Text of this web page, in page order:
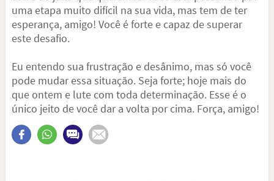
MEUS SENTIMENTOS PÊSAMES PARA AMIGO
FRASES DE LUTO PARA AMIGO FIM DE NAMORO
uma etapa muito difícil na sua vida, mas tem de ter
esperança, amigo! Você é forte e capaz de superar
este desafio.
Eu entendo sua frustração e desânimo, mas só você
pode mudar essa situação. Seja forte; hoje mais do
que ontem e lute com toda determinação. Esse é o
único jeito de você dar a volta por cima. Força, amigo!